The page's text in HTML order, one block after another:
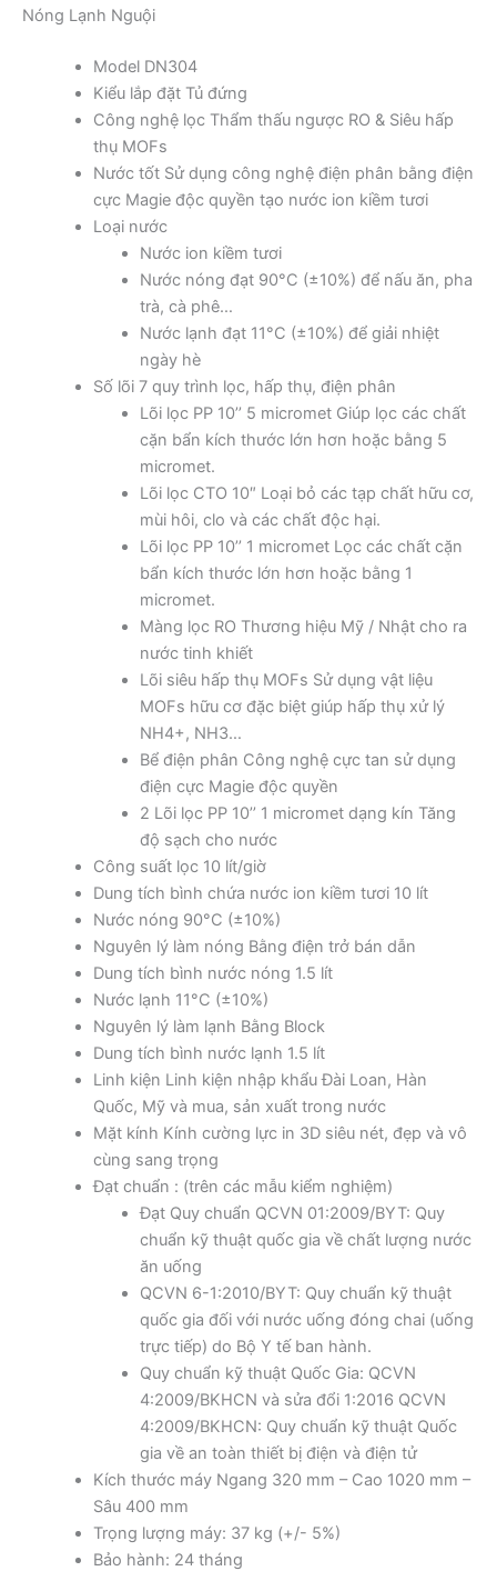
Nóng Lạnh Nguội
Model DN304
Kiểu lắp đặt Tủ đứng
Công nghệ lọc Thẩm thấu ngược RO & Siêu hấp
thụ MOFs
Nước tốt Sử dụng công nghệ điện phân bằng điện
cực Magie độc quyền tạo nước ion kiềm tươi
Loại nước
Nước ion kiềm tươi
Nước nóng đạt 90°C (±10%) để nấu ăn, pha
trà, cà phê…
Nước lạnh đạt 11°C (±10%) để giải nhiệt
ngày hè
Số lõi 7 quy trình lọc, hấp thụ, điện phân
Lõi lọc PP 10’’ 5 micromet Giúp lọc các chất
cặn bẩn kích thước lớn hơn hoặc bằng 5
micromet.
Lõi lọc CTO 10″ Loại bỏ các tạp chất hữu cơ,
mùi hôi, clo và các chất độc hại.
Lõi lọc PP 10’’ 1 micromet Lọc các chất cặn
bẩn kích thước lớn hơn hoặc bằng 1
micromet.
Màng lọc RO Thương hiệu Mỹ / Nhật cho ra
nước tinh khiết
Lõi siêu hấp thụ MOFs Sử dụng vật liệu
MOFs hữu cơ đặc biệt giúp hấp thụ xử lý
NH4+, NH3…
Bể điện phân Công nghệ cực tan sử dụng
điện cực Magie độc quyền
2 Lõi lọc PP 10’’ 1 micromet dạng kín Tăng
độ sạch cho nước
Công suất lọc 10 lít/giờ
Dung tích bình chứa nước ion kiềm tươi 10 lít
Nước nóng 90°C (±10%)
Nguyên lý làm nóng Bằng điện trở bán dẫn
Dung tích bình nước nóng 1.5 lít
Nước lạnh 11°C (±10%)
Nguyên lý làm lạnh Bằng Block
Dung tích bình nước lạnh 1.5 lít
Linh kiện Linh kiện nhập khẩu Đài Loan, Hàn
Quốc, Mỹ và mua, sản xuất trong nước
Mặt kính Kính cường lực in 3D siêu nét, đẹp và vô
cùng sang trọng
Đạt chuẩn : (trên các mẫu kiểm nghiệm)
Đạt Quy chuẩn QCVN 01:2009/BYT: Quy
chuẩn kỹ thuật quốc gia về chất lượng nước
ăn uống
QCVN 6-1:2010/BYT: Quy chuẩn kỹ thuật
quốc gia đối với nước uống đóng chai (uống
trực tiếp) do Bộ Y tế ban hành.
Quy chuẩn kỹ thuật Quốc Gia: QCVN
4:2009/BKHCN và sửa đổi 1:2016 QCVN
4:2009/BKHCN: Quy chuẩn kỹ thuật Quốc
gia về an toàn thiết bị điện và điện tử
Kích thước máy Ngang 320 mm – Cao 1020 mm –
Sâu 400 mm
Trọng lượng máy: 37 kg (+/- 5%)
Bảo hành: 24 tháng